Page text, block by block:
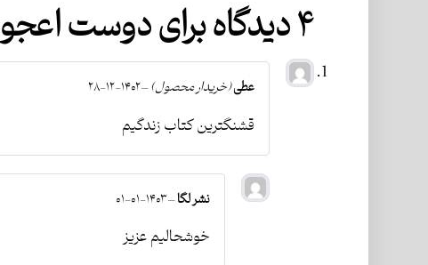
۴ دیدگاه برای دوست
عطی(خریدار محصول)–۱۴۰۲-۱۲-۲۸
قشنگترین کتاب زندگیم
نشر لگا–۱۴۰۳-۰۱-۰۱
خوشحالیم عزیز